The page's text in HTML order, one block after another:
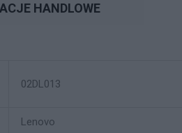
HANDLOWE
02DL013
Lenovo